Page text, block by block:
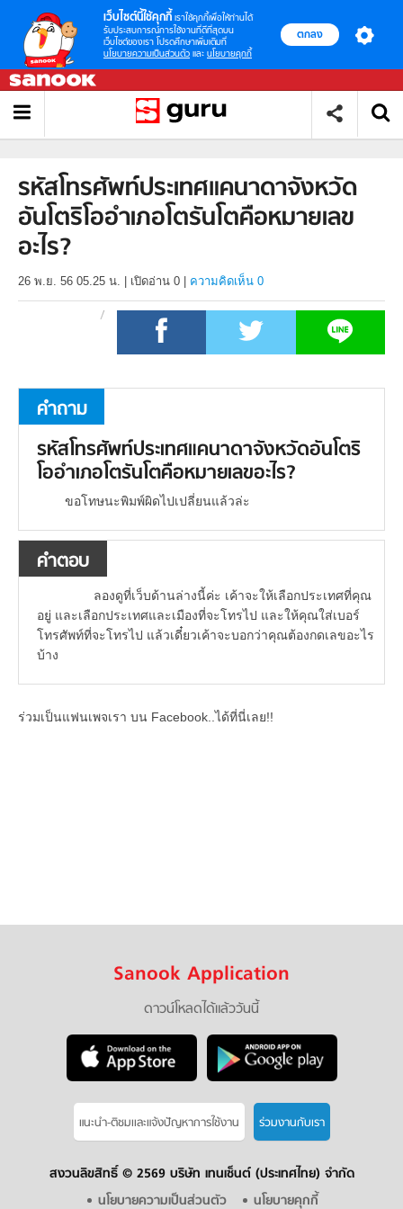
เว็บไซต์นี้ใช้คุกกี้ เราใช้คุกกี้เพื่อให้ท่านได้
รับประสบการณ์การใช้งานที่ดีที่สุดบน
เว็บไซต์ของเรา โปรดศึกษาเพิ่มเติมที่
นโยบายความเป็นส่วนตัว และ นโยบายคุกกี้
ตกลง
รหัสโทรศัพท์ประเทศแคนาดาจังหวัด
อันโตริโออำเภอโตรันโตคือหมายเลข
อะไร?
26 พ.ย. 56 05.25 น. เปิดอ่าน 0 ความคิดเห็น 0
คำถาม
รหัสโทรศัพท์ประเทศแคนาดาจังหวัดอันโตริ
โออำเภอโตรันโตคือหมายเลขอะไร?
ขอโทษนะพิมพ์ผิดไปเปลี่ยนแล้วล่ะ
คำตอบ
ลองดูที่เว็บด้านล่างนี้ค่ะ เค้าจะให้เลือกประเทศที่คุณ
อยู่ และเลือกประเทศและเมืองที่จะโทรไป และให้คุณใส่เบอร์
โทรศัพท์ที่จะโทรไป แล้วเดี๋ยวเค้าจะบอกว่าคุณต้องกดเลขอะไร
บ้าง
ร่วมเป็นแฟนเพจเรา บน Facebook..ได้ที่นี่เลย!!
Sanook Application
ดาวน์โหลดได้แล้ววันนี้
แนะนำ-ติชมเเละแจ้งปัญหาการใช้งาน ร่วมงานกับเรา
สงวนลิขสิทธิ์ © 2569 บริษัท เทนเซ็นต์ (ประเทศไทย) จำกัด
นโยบายความเป็นส่วนตัว
นโยบายคุกกี้